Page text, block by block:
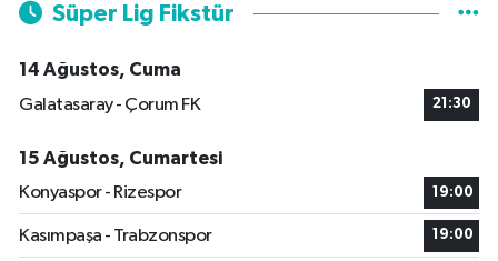
Süper Lig Fikstür
14 Ağustos, Cuma
Galatasaray - Çorum FK
21:30
15 Ağustos, Cumartesi
Konyaspor - Rizespor
19:00
Kasımpaşa - Trabzonspor 19:00